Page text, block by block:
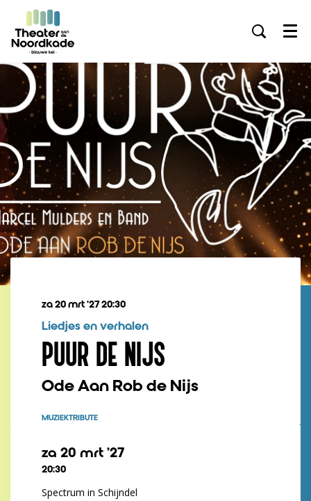
Menu
PUUR DE NIJS
Ode Aan Rob de Nijs
Liedjes en verhalen
za 20 mrt ’2720:30
MUZIEKTRIBUTE
za 20 mrt ’27
20:30
Spectrum in Schijndel